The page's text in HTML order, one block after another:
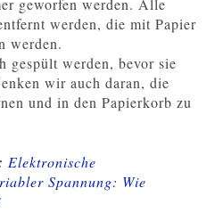
geworfen werden. Alle
werden, die mit Papier
werden.
gespült werden, bevor sie
wir auch daran, die
und in den Papierkorb zu
Elektronische
Spannung: Wie